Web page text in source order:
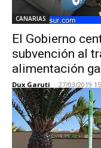
CANARIAS
El Gobierno
subvención al
alimentación
Dux Garuti - 27/03/2019